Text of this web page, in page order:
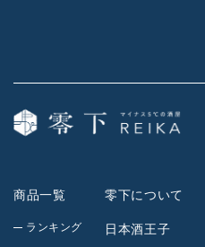
商品一覧
ランキング
零下について
日本酒王子